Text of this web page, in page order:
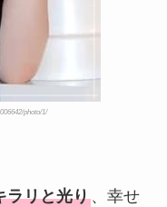
photo/1/
ラリと光り、幸せ